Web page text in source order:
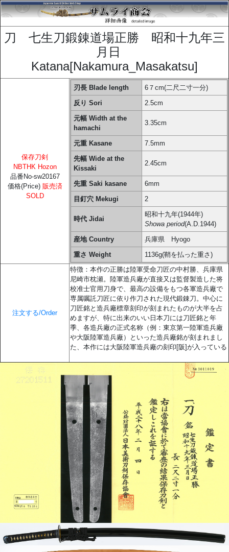
刀 七生刀鍛錬道場正勝 昭和十九年三
月日
Katana[Nakamura_Masakatsu]
保存刀剣
NBTHK Hozon
品番No-sw20167
価格(Price) 販売済
SOLD
刃長 Blade length
6７cm(二尺二寸一分)
反り Sori
2.5cm
元幅 Width at the
hamachi
3.35cm
元重 Kasane
7.5mm
先幅 Wide at the
Kissaki
2.45cm
先重 Saki kasane
6mm
目釘穴 Mekugi
2
時代 Jidai
昭和十九年(1944年)
Showa period(A.D.1944)
産地 Country
兵庫県 Hyogo
重さ Weight
1136g(鞘を払った重さ)
注文する/Order
特徴：本作の正勝は陸軍受命刀匠の中村勝、兵庫県
尼崎市枕瀬。陸軍造兵廠が直接又は監督製造した将
校准士官用刀身で、最高の設備をもつ各軍造兵廠で
専属嘱託刀匠に依り作刀された現代鍛錬刀。中心に
刀匠銘と造兵廠標章刻印が刻まれたものが大半を占
めますが、特に出来のいい日本刀には刀匠銘と年
季、各造兵廠の正式名称（例：東京第一陸軍造兵廠
や大阪陸軍造兵廠）といった造兵廠銘が刻まれまし
た、本作には大阪陸軍造兵廠の刻印[阪]が入っている